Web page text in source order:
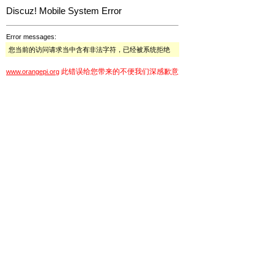
Discuz! Mobile System Error
Error messages:
您当前的访问请求当中含有非法字符，已经被系统拒绝
www.orangepi.org 此错误给您带来的不便我们深感歉意